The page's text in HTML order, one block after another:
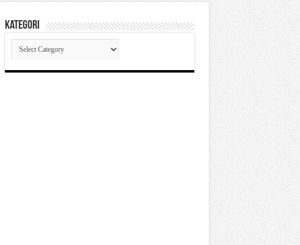
Kategori
Kategori